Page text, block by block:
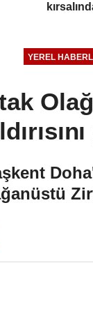
YEREL